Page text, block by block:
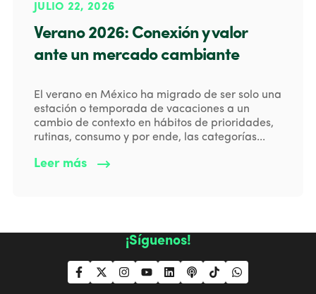
JULIO 22, 2026
Verano 2026: Conexión y valor
ante un mercado cambiante
El verano en México ha migrado de ser solo una
estación o temporada de vacaciones a un
cambio de contexto en hábitos de prioridades,
rutinas, consumo y por ende, las categorías...
Leer más
¡Síguenos!